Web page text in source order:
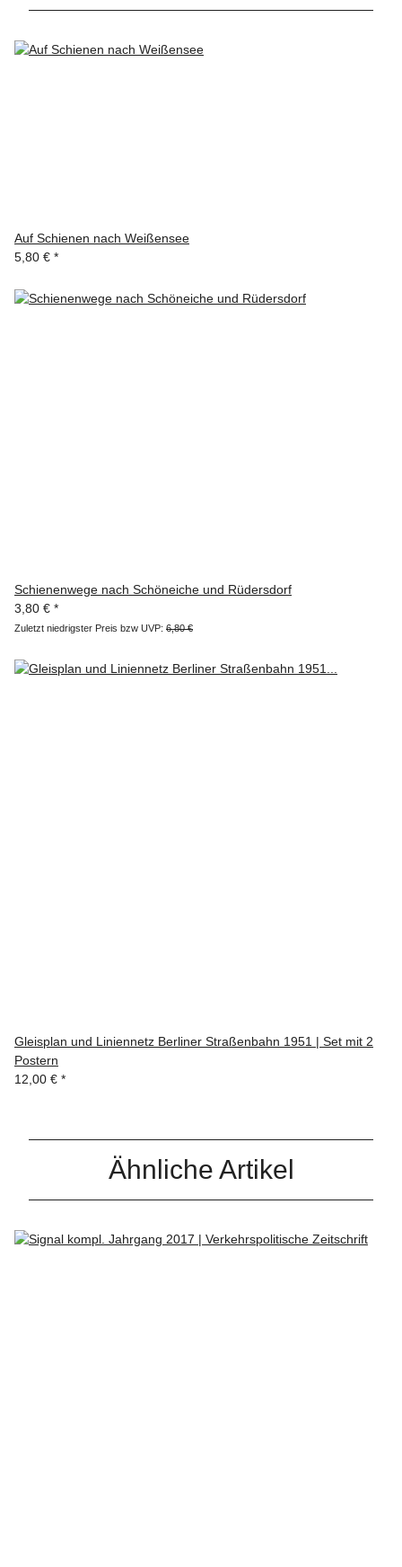
Auf Schienen nach Weißensee
5,80 € *
Schienenwege nach Schöneiche und Rüdersdorf
3,80 € *
Zuletzt niedrigster Preis bzw UVP: 6,80 €
Gleisplan und Liniennetz Berliner Straßenbahn 1951 | Set mit 2
Postern
12,00 € *
Ähnliche Artikel